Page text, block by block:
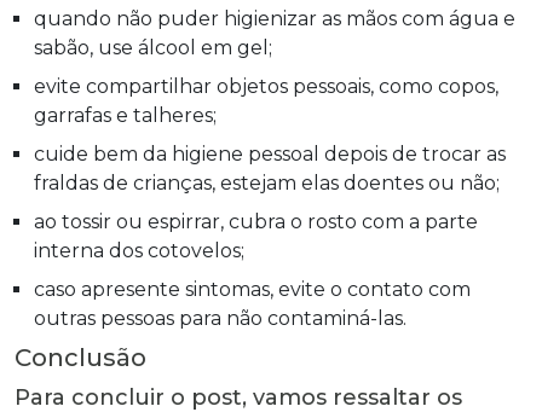
quando não puder higienizar as mãos com água e
sabão, use álcool em gel;
evite compartilhar objetos pessoais, como copos,
garrafas e talheres;
cuide bem da higiene pessoal depois de trocar as
fraldas de crianças, estejam elas doentes ou não;
ao tossir ou espirrar, cubra o rosto com a parte
interna dos cotovelos;
caso apresente sintomas, evite o contato com
outras pessoas para não contaminá-las.
Conclusão
Para concluir o post, vamos ressaltar os